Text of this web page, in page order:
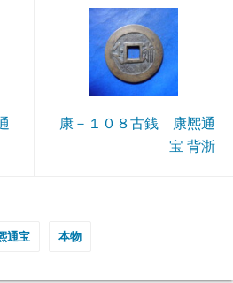
康－１０８古銭 康熈通
宝 背浙
通宝 本物